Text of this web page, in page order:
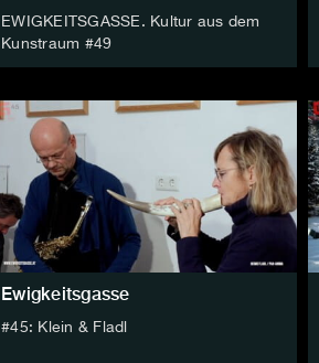
EWIGKEITSGASSE. Kultur aus dem
Kunstraum #49
Ewigkeitsgasse
#45: Klein & Fladl